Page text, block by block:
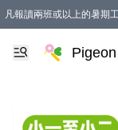
凡報讀兩班或以上的暑期